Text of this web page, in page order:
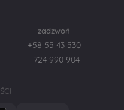
zadzwoń
+58 55 43 530
724 990 904